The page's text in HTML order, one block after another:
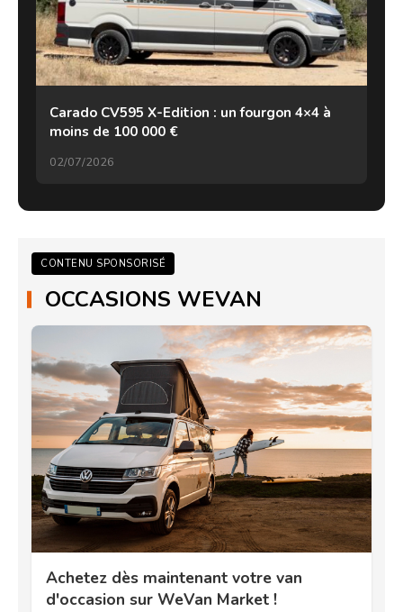
Carado CV595 X-Edition : un fourgon 4×4 à
moins de 100 000 €
02/07/2026
CONTENU SPONSORISÉ
OCCASIONS WEVAN
Achetez dès maintenant votre van
d'occasion sur WeVan Market !